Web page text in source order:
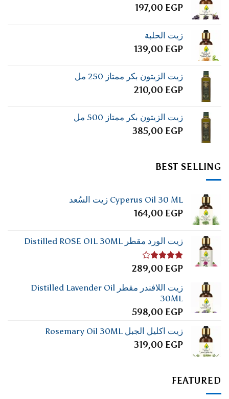
197,00 EGP
زيت الحلبة
139,00 EGP
زيت الزيتون بكر ممتاز 250 مل
210,00 EGP
زيت الزيتون بكر ممتاز 500 مل
385,00 EGP
BEST SELLING
Cyperus Oil 30 ML زيت السُعد
164,00 EGP
زيت الورد مقطر Distilled ROSE OIL 30ML
تم
من
5
289,00 EGP
زيت اللافندر مقطر Distilled Lavender Oil
30ML
598,00 EGP
زيت اكليل الجبل Rosemary Oil 30ML
319,00 EGP
FEATURED